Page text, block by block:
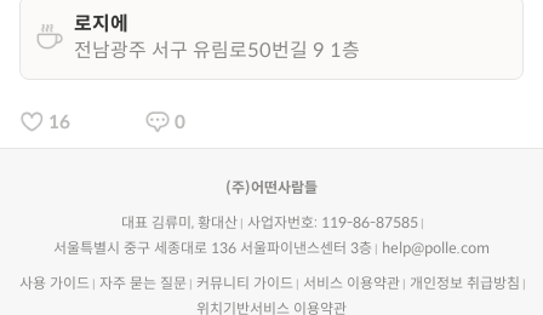
로지에
전남광주 서구 유림로50번길 9 1층
16 0
(주)어떤사람들
대표 김류미, 황대산
사업자번호: 119-86-87585
서울특별시 중구 세종대로 136 서울파이낸스센터 3층
help@polle.com
사용 가이드 자주 묻는 질문 커뮤니티 가이드 서비스 이용약관
개인정보 취급방침
위치기반서비스 이용약관